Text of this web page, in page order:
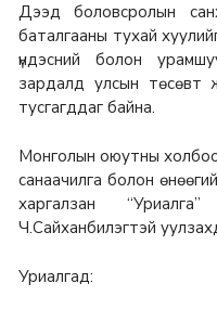
Дээд боловсролын
баталгааны тухай
үндэсний болон
зардалд улсын төсөвт
тусгагддаг байна.
Монголын оюутны
санаачилга болон
харгалзан
Ч.Сайханбилэгтэй
Уриалгад: